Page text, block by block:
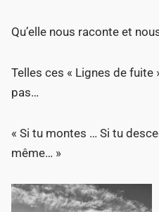
Qu’elle nous raconte et
Telles ces « Lignes de fuite
pas…
« Si tu montes … Si tu
même… »